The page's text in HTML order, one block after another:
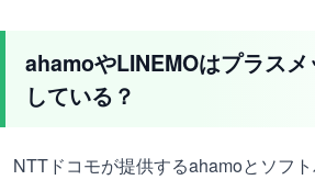
ahamoやLINEMOはプラス
している？
NTTドコモが提供するahamoとソフ